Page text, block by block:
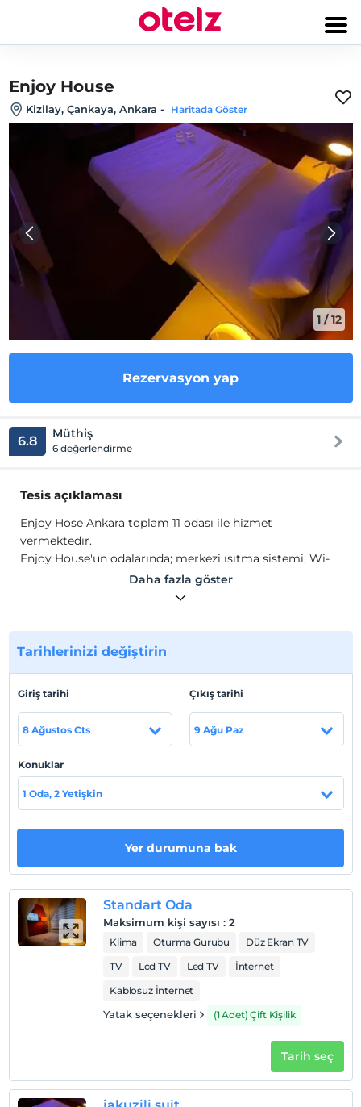
Enjoy House
Kizilay, Çankaya, Ankara - Haritada Göster
1 /12
Rezervasyon yap
6.8 Müthiş
6 değerlendirme
Tesis açıklaması
Enjoy Hose Ankara toplam 11 odası ile hizmet
vermektedir.
Enjoy House'un odalarında; merkezi ısıtma sistemi, Wi-
Fi, LCD TV, banyo, duş, havlu seti, 7/24 sıcak su, terlik,
banyo buklet ürünleri mevcuttur.
Ankara Kızılay'a 1 km., Tandoğan Meydanı'na 500 m.,
Haritada Göster
Otel koşulları
Check/in
En erken saat 18:00 ve sonrası
En geç saat 11:00 ve öncesi
Evcil Hayvan
Evcil hayvan kabul edilmemektedir.
Sigara
Sigara içilen alanlar var
Her bir oda için 6 yaşına kadar 1 çocuk ücretsizdir
Daha fazla göster
Tarihlerinizi değiştirin
Giriş tarihi
8 Ağustos Cts
Çıkış tarihi
9 Ağu Paz
Konuklar
1 Oda, 2 Yetişkin
Yer durumuna bak
Standart Oda
Maksimum kişi sayısı : 2
Klima Oturma Gurubu
Düz Ekran TV
TV
Lcd TV Led TV
İnternet
Kablosuz İnternet
Yatak seçenekleri (1 Adet) Çift Kişilik
Tarih seç